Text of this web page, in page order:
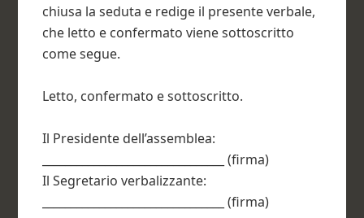
chiusa la seduta e redige il presente verbale,
che letto e confermato viene sottoscritto
come segue.
Letto, confermato e sottoscritto.
Il Presidente dell’assemblea:
________________________________ (firma)
Il Segretario verbalizzante:
________________________________ (firma)